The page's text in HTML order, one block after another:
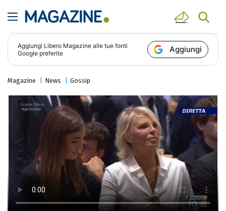
Aggiungi Libero Magazine alle tue fonti
Google preferite
Aggiungi
Magazine News Gossip